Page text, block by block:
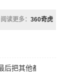
阅读更多： 360奇虎
把其他都干掉